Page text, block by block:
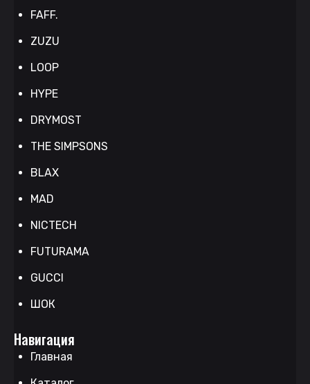
FAFF.
ZUZU
LOOP
HYPE
DRYMOST
THE SIMPSONS
BLAX
MAD
NICTECH
FUTURAMA
GUCCI
ШОК
Навигация
Главная